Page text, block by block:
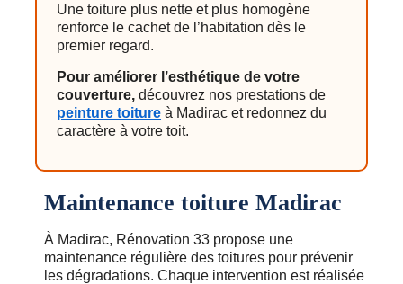
Une toiture plus nette et plus homogène
renforce le cachet de l’habitation dès le
premier regard.
Pour améliorer l’esthétique de votre
couverture, découvrez nos prestations de
peinture toiture à Madirac et redonnez du
caractère à votre toit.
Maintenance toiture Madirac
À Madirac, Rénovation 33 propose une
maintenance régulière des toitures pour prévenir
les dégradations. Chaque intervention est réalisée